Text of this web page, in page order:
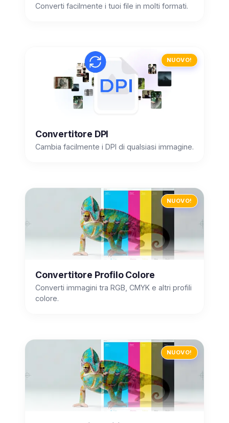
Converti facilmente i tuoi file in molti formati.
NUOVO!
Convertitore DPI
Cambia facilmente i DPI di qualsiasi immagine.
NUOVO!
Convertitore Profilo Colore
Converti immagini tra RGB, CMYK e altri profili
colore.
NUOVO!